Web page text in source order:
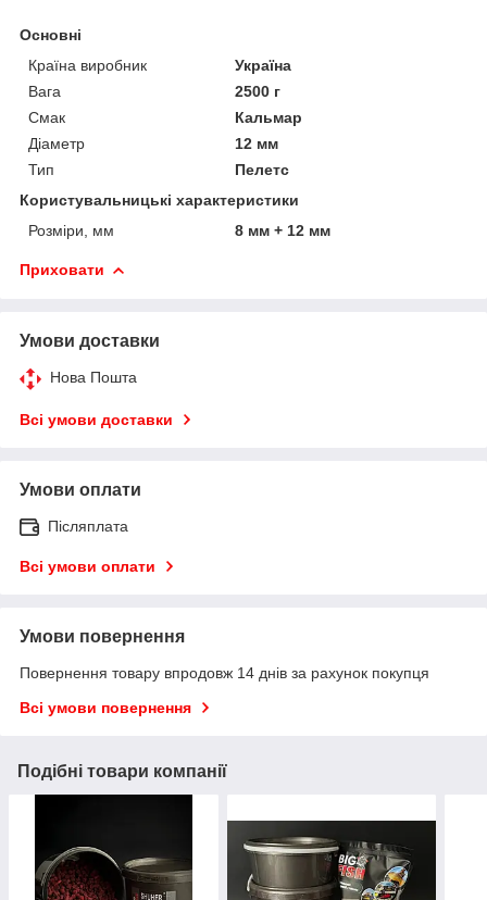
Основні
Країна виробник
Україна
Вага
2500 г
Смак
Кальмар
Діаметр
12 мм
Тип
Пелетс
Користувальницькі характеристики
Розміри, мм
8 мм + 12 мм
Приховати
Умови доставки
Нова Пошта
Всі умови доставки
Умови оплати
Післяплата
Всі умови оплати
Умови повернення
Повернення товару впродовж 14 днів за рахунок покупця
Всі умови повернення
Подібні товари компанії